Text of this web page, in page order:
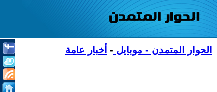
الحوار المتمدن - موبايل - أخبار عامة